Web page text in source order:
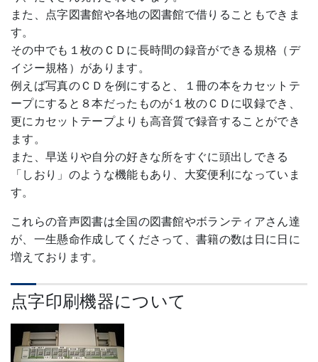
また、点字図書館や各地の図書館で借りることもできま
す。
その中でも１枚のＣＤに長時間の録音ができる規格（デ
イジー規格）があります。
例えば写真のＣＤを例にすると、１冊の本をカセットテ
ープにすると８本だったものが１枚のＣＤに収録でき、
更にカセットテープよりも高音質で録音することができ
ます。
また、早送りや自分の好きな所をすぐに頭出しできる
「しおり」のような機能もあり、大変便利になっていま
す。
これらの音声図書は全国の図書館やボランティアさん達
が、一生懸命作成してくださって、書籍の数は日に日に
増えております。
点字印刷機器について